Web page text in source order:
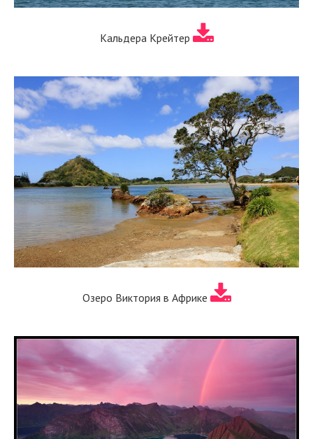
Кальдера Крейтер
Озеро Виктория в Африке